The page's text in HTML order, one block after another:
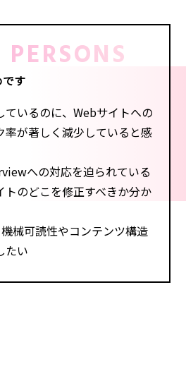
す
ているのに、Webサイトへの
率が著しく減少していると感
への対応を迫られている
トのどこを修正すべきか分か
械可読性やコンテンツ構造
たい